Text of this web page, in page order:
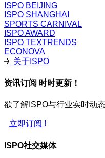
ISPO BEIJING
ISPO SHANGHAI
SPORTS CARNIVAL
ISPO AWARD
ISPO TEXTRENDS
ECONOVA
关于ISPO
资讯订阅 时时更新！
欲了解ISPO与行业实时动
立即订阅 !
ISPO社交媒体